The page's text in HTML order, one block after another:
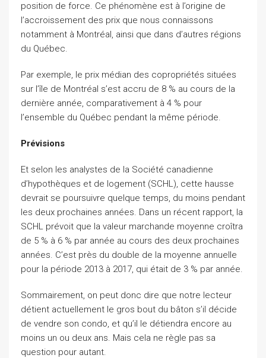
position de force. Ce phénomène est à l’origine de
l’accroissement des prix que nous connaissons
notamment à Montréal, ainsi que dans d’autres régions
du Québec.
Par exemple, le prix médian des copropriétés situées
sur l’île de Montréal s’est accru de 8 % au cours de la
dernière année, comparativement à 4 % pour
l’ensemble du Québec pendant la même période.
Prévisions
Et selon les analystes de la Société canadienne
d’hypothèques et de logement (SCHL), cette hausse
devrait se poursuivre quelque temps, du moins pendant
les deux prochaines années. Dans un récent rapport, la
SCHL prévoit que la valeur marchande moyenne croîtra
de 5 % à 6 % par année au cours des deux prochaines
années. C’est près du double de la moyenne annuelle
pour la période 2013 à 2017, qui était de 3 % par année.
Sommairement, on peut donc dire que notre lecteur
détient actuellement le gros bout du bâton s’il décide
de vendre son condo, et qu’il le détiendra encore au
moins un ou deux ans. Mais cela ne règle pas sa
question pour autant.